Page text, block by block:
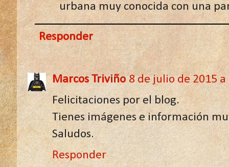
urbana muy conocida con una
Responder
Marcos Triviño 8 de julio de 2015 a
Felicitaciones por el blog.
Tienes imágenes e información
Saludos.
Responder